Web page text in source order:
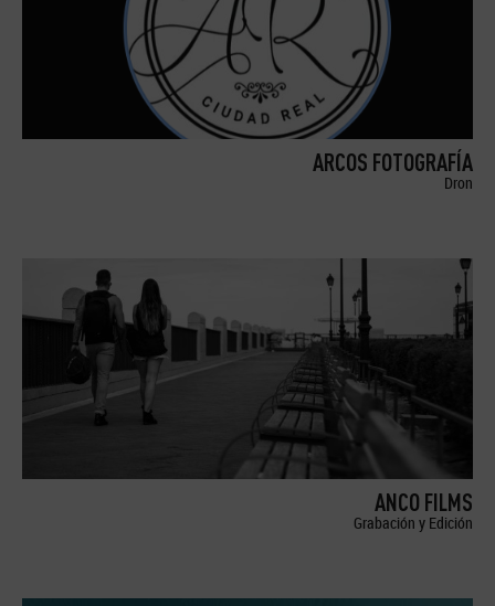
ARCOS FOTOGRAFÍA
Dron
ANCO FILMS
Grabación y Edición